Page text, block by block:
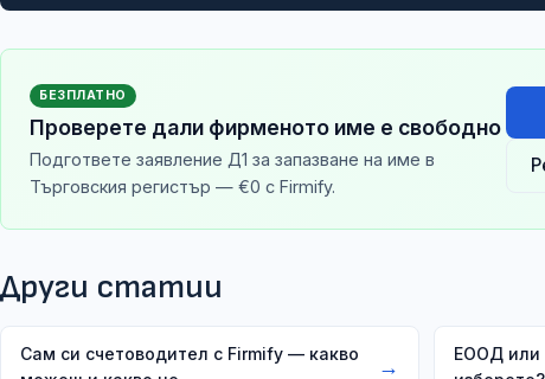
БЕЗПЛАТНО
Проверете дали фирменото име е свободно
Подгответе заявление Д1 за запазване на име в
Търговския регистър — €0 с Firmify.
Други статии
Сам си счетоводител с Firmify — какво
→
ЕООД или